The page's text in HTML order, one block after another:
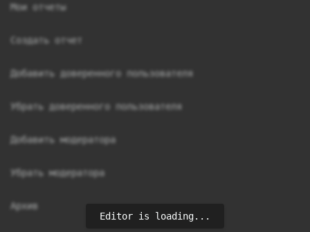
Мои отчеты
Создать отчет
Добавить доверенного пользователя
Убрать доверенного пользователя
Добавить модератора
Убрать модератора
Архив
Editor is loading...